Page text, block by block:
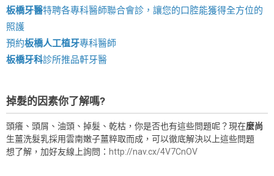
板橋牙醫特聘各專科醫師聯合會診，讓您的口腔能獲得全方位的
照護
預約板橋人工植牙專科醫師
板橋牙科診所推品軒牙醫
掉髮的因素你了解嗎?
頭癢、頭屑、油頭、掉髮、乾枯，你是否也有這些問題呢？現在麼尚
生薑洗髮乳採用雲南嫩子薑粹取而成，可以徹底解決以上這些問題
想了解，加好友線上詢問： http://nav.cx/4V7CnOV